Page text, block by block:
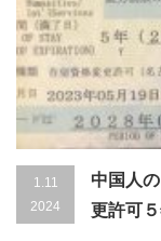
1.11
2024
中国人
更許可５